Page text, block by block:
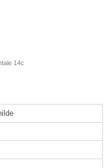
14c